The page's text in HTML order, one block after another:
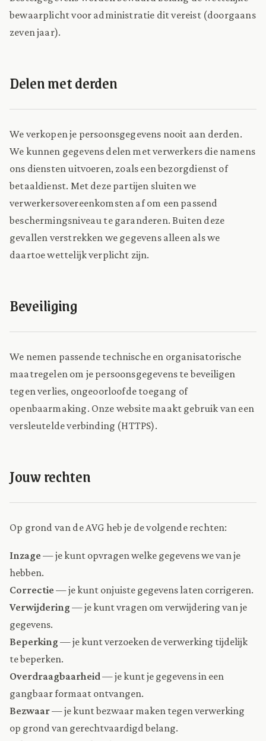
bewaarplicht voor administratie dit vereist (doorgaans
zeven jaar).
Delen met derden
We verkopen je persoonsgegevens nooit aan derden.
We kunnen gegevens delen met verwerkers die namens
ons diensten uitvoeren, zoals een bezorgdienst of
betaaldienst. Met deze partijen sluiten we
verwerkersovereenkomsten af om een passend
beschermingsniveau te garanderen. Buiten deze
gevallen verstrekken we gegevens alleen als we
daartoe wettelijk verplicht zijn.
Beveiliging
We nemen passende technische en organisatorische
maatregelen om je persoonsgegevens te beveiligen
tegen verlies, ongeoorloofde toegang of
openbaarmaking. Onze website maakt gebruik van een
versleutelde verbinding (HTTPS).
Jouw rechten
Op grond van de AVG heb je de volgende rechten:
Inzage — je kunt opvragen welke gegevens we van je
hebben.
Correctie — je kunt onjuiste gegevens laten corrigeren.
Verwijdering — je kunt vragen om verwijdering van je
gegevens.
Beperking — je kunt verzoeken de verwerking tijdelijk
te beperken.
Overdraagbaarheid— je kunt je gegevens in een
gangbaar formaat ontvangen.
Bezwaar— je kunt bezwaar maken tegen verwerking
op grond van gerechtvaardigd belang.